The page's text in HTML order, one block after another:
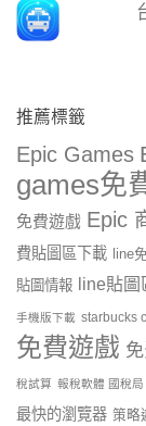
推薦標籤
Epic Games
games免
免費遊戲 Epic
費貼圖區下載
line
貼圖情報
line貼
手機版下載 starbucks
免費遊戲
稅試算 報稅軟體 國稅局
最快的瀏覽器 策略